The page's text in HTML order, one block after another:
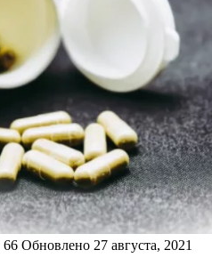
66 Обновлено 27 августа, 2021